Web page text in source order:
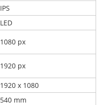
IPS
LED
1080 px
1920 px
1920 x 1080
540 mm